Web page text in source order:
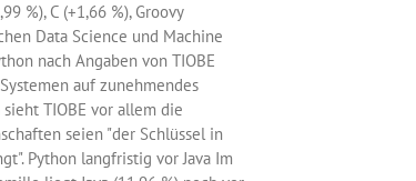
%), C (+1,66 %), Groovy
Data Science und Machine
nach Angaben von TIOBE
auf zunehmendes
TIOBE vor allem die
seien "der Schlüssel in
Python langfristig vor Java Im